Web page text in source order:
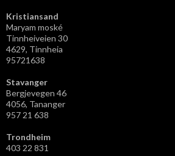
Kristiansand
Maryam moské
Tinnheiveien 30
4629, Tinnheia
95721638
Stavanger
Bergjevegen 46
4056, Tananger
957 21 638
Trondheim
403 22 831